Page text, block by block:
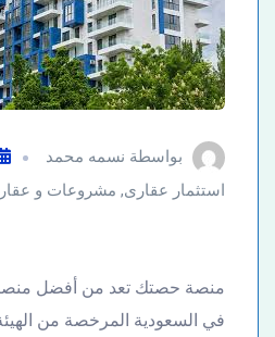
بواسطة نسمه محمد
استثمار عقارى, مشروعات و
منصة حصتك تعد من أفضل
في السعودية المرخصة من